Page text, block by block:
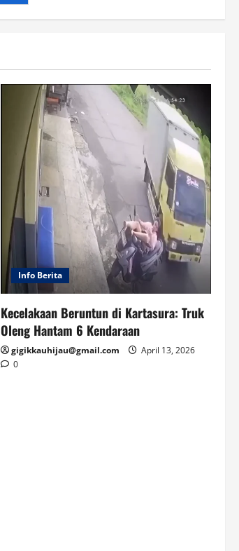
Info Berita
Kecelakaan Beruntun di Kartasura: Truk
Oleng Hantam 6 Kendaraan
gigikkauhijau@gmail.com
April 13, 2026
0